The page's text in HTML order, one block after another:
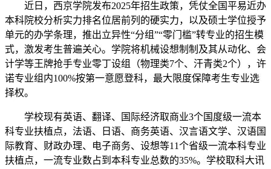
近日，西京学院发布2025年招生政策，凭仗全国平易近办
本科院校分析实力排名位居前列的硬实力，以及硕士学位授予
单元的办学条理，推出立异性“分组”“零门槛”转专业的招生模
式，激发考生普遍关心。学院将机械设想制制及其从动化、会
计学等王牌抢手专业零丁设组（物理类7个、汗青类2个），许
诺专业组内100%按第一意愿登科，最大限度保障考生专业选
择权。
学校现有英语、翻译、国际经济取商业3个国度级一流本
科专业扶植点，法语、日语、商务英语、汉言语文学、汉语国
际教育、财政办理、电子商务、设想等11个省级一流本科专业
扶植点，一流专业数占到本科专业总数的35%。学校取科大讯